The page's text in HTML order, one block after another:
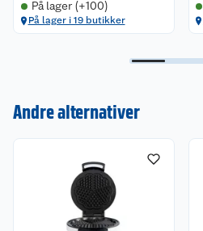
På lager (+100)
På lager i 19 butikker
Andre alternativer
Om oss
Våre butikker
Kontakt oss
Reklamasjon og garanti